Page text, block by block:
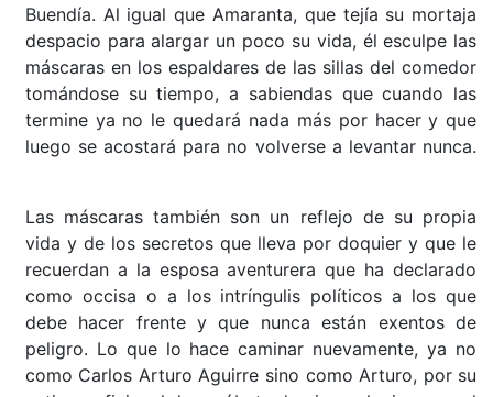
Buendía. Al igual que Amaranta, que tejía su mortaja
despacio para alargar un poco su vida, él esculpe las
máscaras en los espaldares de las sillas del comedor
tomándose su tiempo, a sabiendas que cuando las
termine ya no le quedará nada más por hacer y que
luego se acostará para no volverse a levantar nunca.
Las máscaras también son un reflejo de su propia
vida y de los secretos que lleva por doquier y que le
recuerdan a la esposa aventurera que ha declarado
como occisa o a los intríngulis políticos a los que
debe hacer frente y que nunca están exentos de
peligro. Lo que lo hace caminar nuevamente, ya no
como Carlos Arturo Aguirre sino como Arturo, por su